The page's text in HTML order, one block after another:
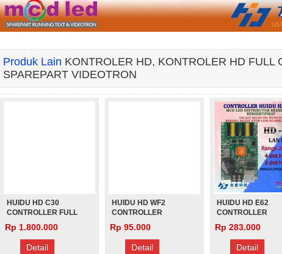
Produk LainKONTROLER HD,KONTROLER HD FULL
SPAREPART VIDEOTRON
HUIDU HD C30
CONTROLLER FULL
COLOR
Rp 1.800.000
Detail
HUIDU HD WF2
CONTROLLER
RUNNING TEXT
Rp 95.000
Detail
HUIDU HD E62
CONTROLLER
RUNNING TEXT
Rp 283.000
Detail
Rp 1.000